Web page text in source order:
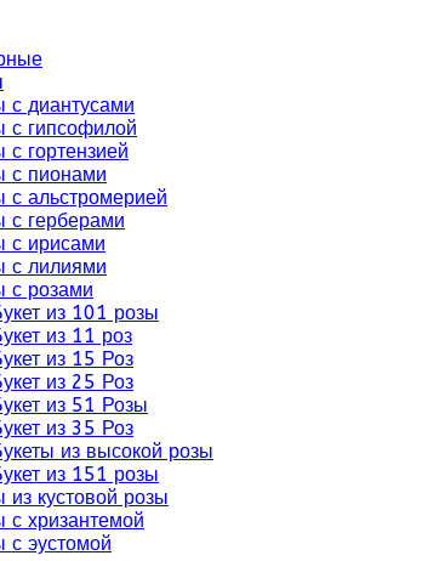
с диантусами
с гипсофилой
с гортензией
с пионами
с альстромерией
с герберами
с ирисами
с лилиями
с розами
из 101 розы
из 11 роз
из 15 Роз
из 25 Роз
из 51 Розы
из 35 Роз
из высокой розы
из 151 розы
из кустовой розы
с хризантемой
с эустомой